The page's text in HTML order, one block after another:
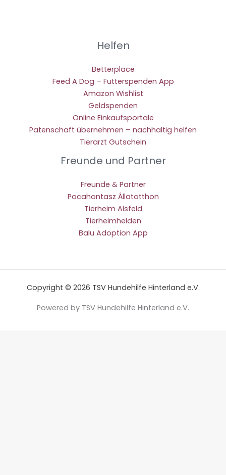
Helfen
Betterplace
Feed A Dog – Futterspenden App
Amazon Wishlist
Geldspenden
Online Einkaufsportale
Patenschaft übernehmen – nachhaltig helfen
Tierarzt Gutschein
Freunde und Partner
Freunde & Partner
Pocahontasz Állatotthon
Tierheim Alsfeld
Tierheimhelden
Balu Adoption App
Copyright © 2026 TSV Hundehilfe Hinterland e.V.
Powered by TSV Hundehilfe Hinterland e.V.